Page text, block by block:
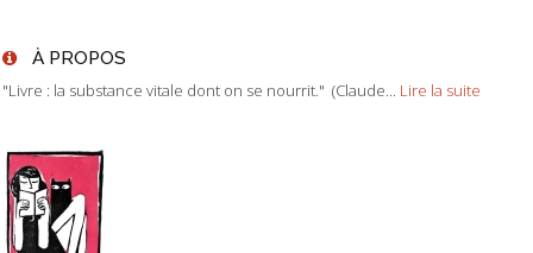
À PROPOS
"Livre : la substance vitale dont on se nourrit." (Claude... Lire la suite